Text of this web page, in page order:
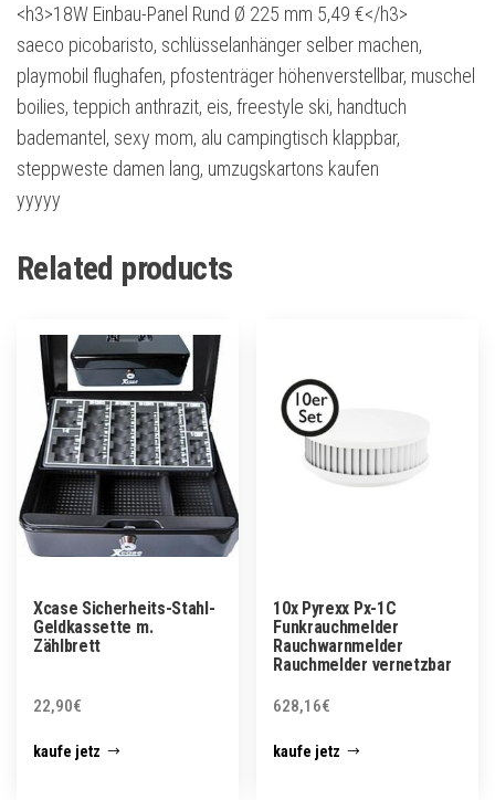
<h3>18W Einbau-Panel Rund Ø 225 mm 5,49 €</h3>
saeco picobaristo, schlüsselanhänger selber machen,
playmobil flughafen, pfostenträger höhenverstellbar, muschel
boilies, teppich anthrazit, eis, freestyle ski, handtuch
bademantel, sexy mom, alu campingtisch klappbar,
steppweste damen lang, umzugskartons kaufen
yyyyy
Related products
Xcase Sicherheits-Stahl-
Geldkassette m.
Zählbrett
22,90€
kaufe jetz
10x Pyrexx Px-1C
Funkrauchmelder
Rauchwarnmelder
Rauchmelder vernetzbar
628,16€
kaufe jetz